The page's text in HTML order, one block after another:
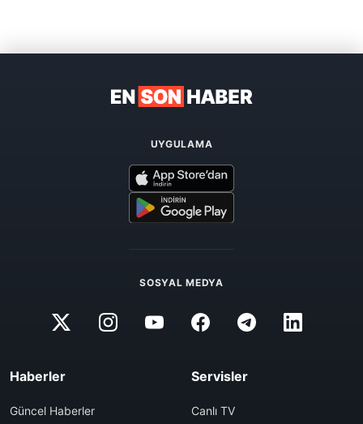
UYGULAMA
SOSYAL MEDYA
Haberler
Güncel Haberler
Servisler
Canlı TV